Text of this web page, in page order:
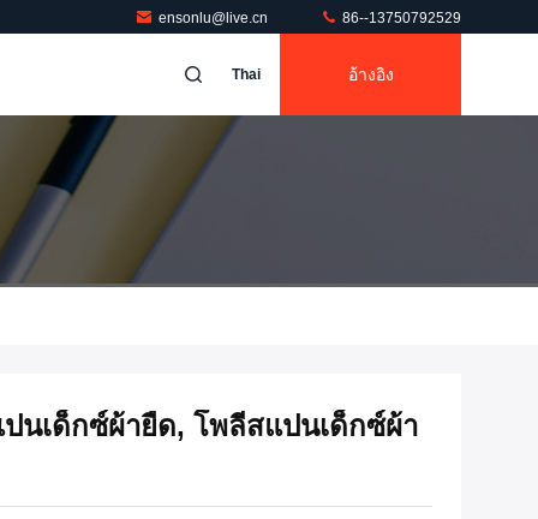
ensonlu@live.cn 86--13750792529
Thai อ้างอิง
ปนเด็กซ์ผ้ายืด, โพลีสแปนเด็กซ์ผ้า